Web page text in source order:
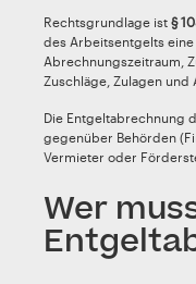
Rechtsgrundlage ist §
des Arbeitsentgelts
Abrechnungszeitraum,
Zuschläge, Zulagen
Die Entgeltabrechnung
gegenüber Behörden
Vermieter oder
Wer